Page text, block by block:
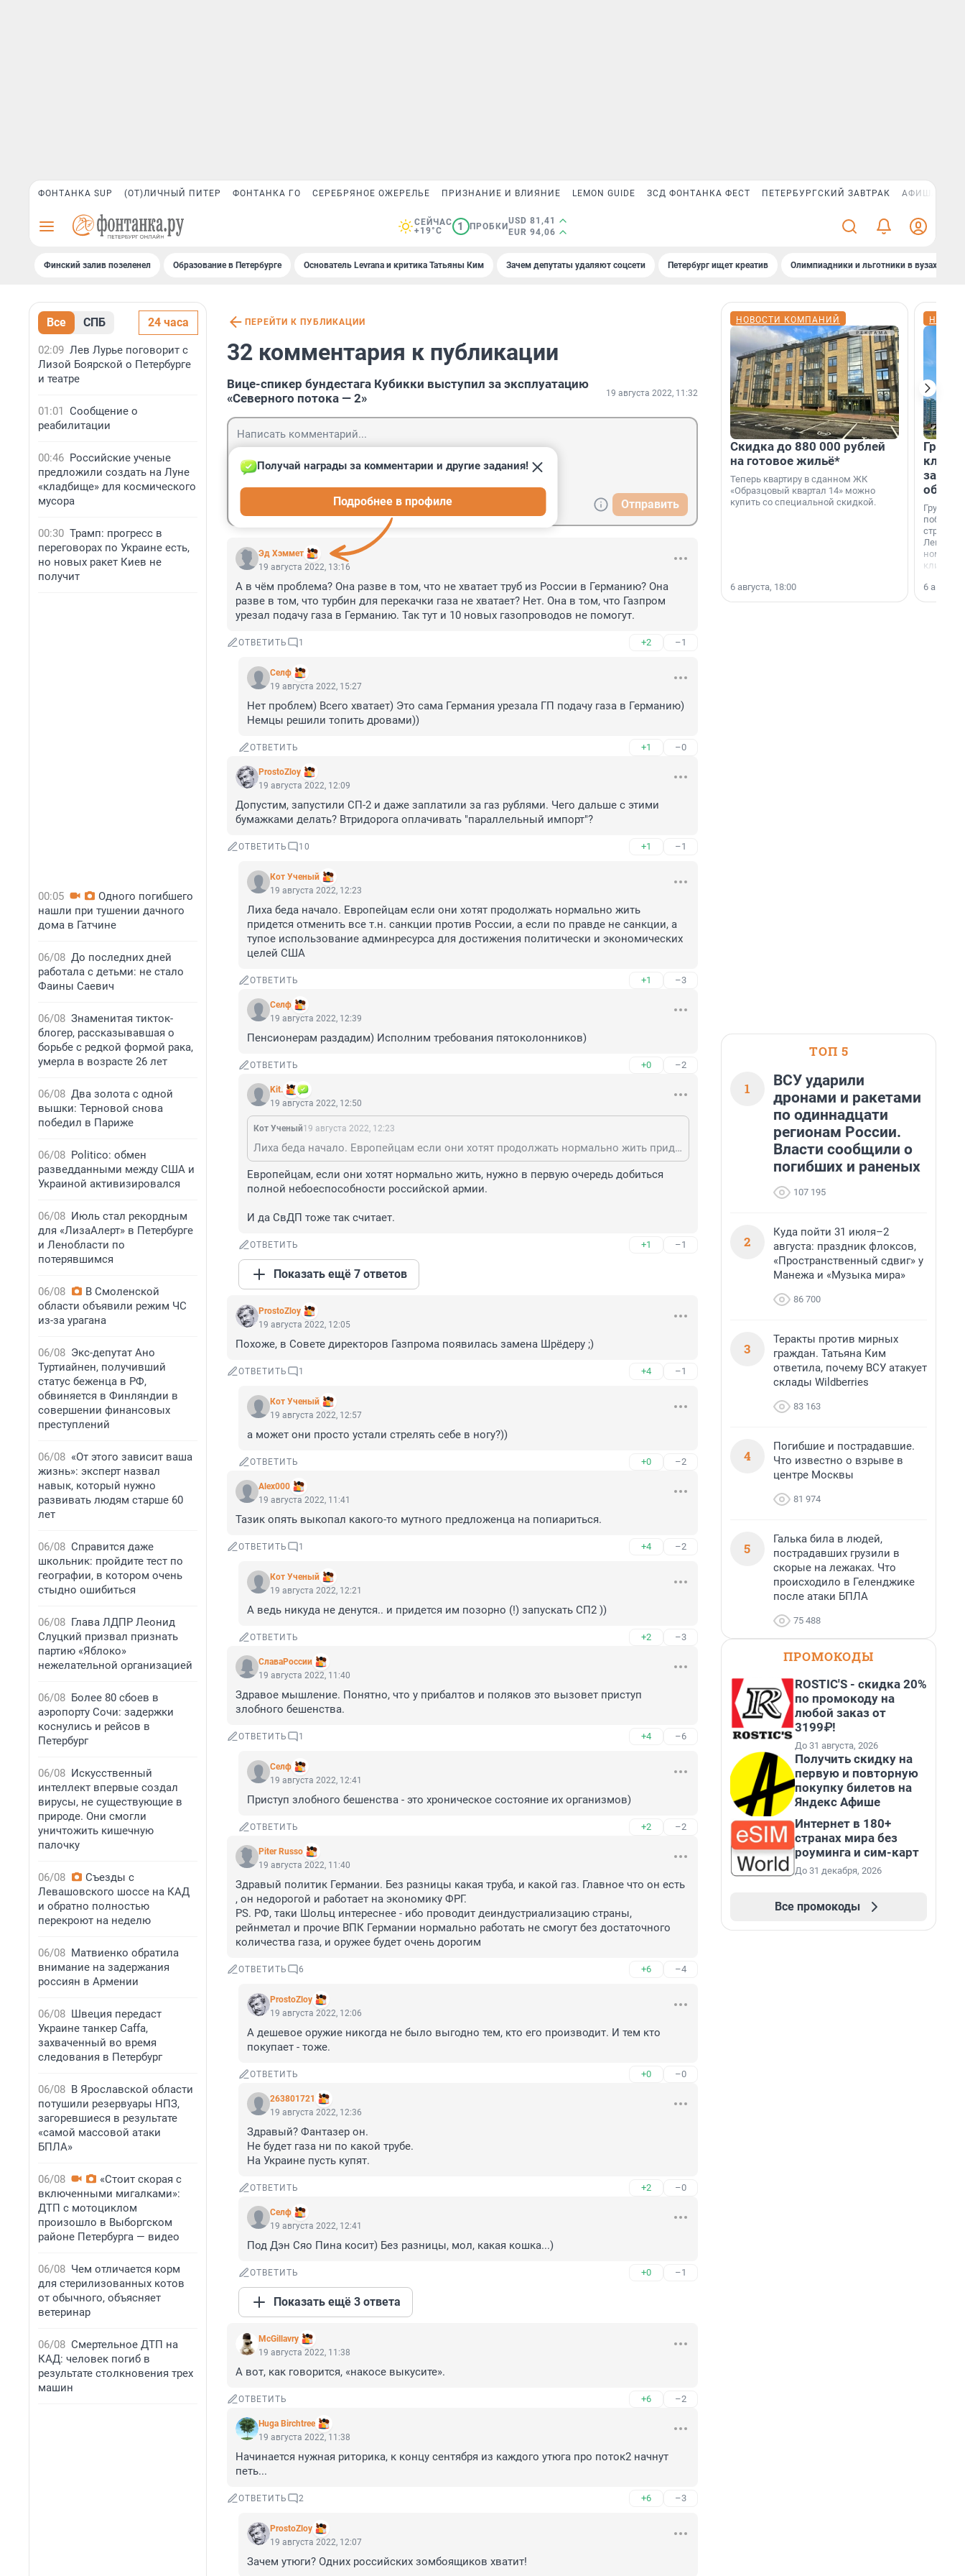
ФОНТАНКА SUP (ОТ)ЛИЧНЫЙ ПИТЕР ФОНТАНКА ГО СЕРЕБРЯНОЕ ОЖЕРЕЛЬЕ ПРИЗНАНИЕ И ВЛИЯНИЕ LEMON GUIDE ЗСД ФОНТАНКА ФЕСТ ПЕТЕРБУРГСКИЙ ЗАВТРАК АФИША PLUS
СЕЙЧАС
+19°C
1 ПРОБКИ
USD 81,41
EUR 94,06
Финский залив позеленел Образование в Петербурге Основатель Levrana и критика Татьяны Ким Зачем депутаты удаляют соцсети Петербург ищет креатив Олимпиадники и льготники в вузах СПб
Все СПБ 24 часа
02:09 Лев Лурье поговорит с
Лизой Боярской о Петербурге
и театре
01:01 Сообщение о
реабилитации
00:46 Российские ученые
предложили создать на Луне
«кладбище» для космического
мусора
00:30 Трамп: прогресс в
переговорах по Украине есть,
но новых ракет Киев не
получит
00:05
Одного погибшего
нашли при тушении дачного
дома в Гатчине
06/08 До последних дней
работала с детьми: не стало
Фаины Саевич
06/08 Знаменитая тикток-
блогер, рассказывавшая о
борьбе с редкой формой рака,
умерла в возрасте 26 лет
06/08 Два золота с одной
вышки: Терновой снова
победил в Париже
06/08 Politico: обмен
разведданными между США и
Украиной активизировался
06/08 Июль стал рекордным
для «ЛизаАлерт» в Петербурге
и Ленобласти по
потерявшимся
06/08
В Смоленской
области объявили режим ЧС
из-за урагана
06/08 Экс-депутат Ано
Туртиайнен, получивший
статус беженца в РФ,
обвиняется в Финляндии в
совершении финансовых
преступлений
06/08 «От этого зависит ваша
жизнь»: эксперт назвал
навык, который нужно
развивать людям старше 60
лет
06/08 Справится даже
школьник: пройдите тест по
географии, в котором очень
стыдно ошибиться
06/08 Глава ЛДПР Леонид
Слуцкий призвал признать
партию «Яблоко»
нежелательной организацией
06/08 Более 80 сбоев в
аэропорту Сочи: задержки
коснулись и рейсов в
Петербург
06/08 Искусственный
интеллект впервые создал
вирусы, не существующие в
природе. Они смогли
уничтожить кишечную
палочку
06/08
Съезды с
Левашовского шоссе на КАД
и обратно полностью
перекроют на неделю
06/08 Матвиенко обратила
внимание на задержания
россиян в Армении
06/08 Швеция передаст
Украине танкер Caffa,
захваченный во время
следования в Петербург
06/08 В Ярославской области
потушили резервуары НПЗ,
загоревшиеся в результате
«самой массовой атаки
БПЛА»
06/08
«Стоит скорая с
включенными мигалками»:
ДТП с мотоциклом
произошло в Выборгском
районе Петербурга — видео
06/08 Чем отличается корм
для стерилизованных котов
от обычного, объясняет
ветеринар
06/08 Смертельное ДТП на
КАД: человек погиб в
результате столкновения трех
машин
ПЕРЕЙТИ К ПУБЛИКАЦИИ
32 комментария к публикации
Вице-спикер бундестага Кубикки выступил за эксплуатацию
«Северного потока — 2»
19 августа 2022, 11:32
Отправить
Эд Хэммет
Получай награды за комментарии и другие задания!
Подробнее в профиле
19 августа 2022, 13:16
А в чём проблема? Она разве в том, что не хватает труб из России в Германию? Она
разве в том, что турбин для перекачки газа не хватает? Нет. Она в том, что Газпром
урезал подачу газа в Германию. Так тут и 10 новых газопроводов не помогут.
ОТВЕТИТЬ 1 +2 –1
Селф
19 августа 2022, 15:27
Нет проблем) Всего хватает) Это сама Германия урезала ГП подачу газа в Германию)
Немцы решили топить дровами))
ОТВЕТИТЬ +1 –0
ProstoZloy
19 августа 2022, 12:09
Допустим, запустили СП-2 и даже заплатили за газ рублями. Чего дальше с этими
бумажками делать? Втридорога оплачивать "параллельный импорт"?
ОТВЕТИТЬ 10 +1 –1
Кот Ученый
19 августа 2022, 12:23
Лиха беда начало. Европейцам если они хотят продолжать нормально жить
придется отменить все т.н. санкции против России, а если по правде не санкции, а
тупое использование админресурса для достижения политически и экономических
целей США
ОТВЕТИТЬ +1 –3
Селф
19 августа 2022, 12:39
Пенсионерам раздадим) Исполним требования пятоколонников)
ОТВЕТИТЬ +0 –2
Kit.
19 августа 2022, 12:50
Кот Ученый19 августа 2022, 12:23
Лиха беда начало. Европейцам если они хотят продолжать нормально жить придется отменить все т.н. санкции против России, а если по правде не санкции, а тупое использование админресурса для достижения политически и экономических целей США
Европейцам, если они хотят нормально жить, нужно в первую очередь добиться
полной небоеспособности российской армии.
И да СвДП тоже так считает.
ОТВЕТИТЬ +1 –1
Показать ещё 7 ответов
ProstoZloy
19 августа 2022, 12:05
Похоже, в Совете директоров Газпрома появилась замена Шрёдеру ;)
ОТВЕТИТЬ 1 +4 –1
Кот Ученый
19 августа 2022, 12:57
а может они просто устали стрелять себе в ногу?))
ОТВЕТИТЬ +0 –2
Alex000
19 августа 2022, 11:41
Тазик опять выкопал какого-то мутного предложенца на попиариться.
ОТВЕТИТЬ 1 +4 –2
Кот Ученый
19 августа 2022, 12:21
А ведь никуда не денутся.. и придется им позорно (!) запускать СП2 ))
ОТВЕТИТЬ +2 –3
СлаваРоссии
19 августа 2022, 11:40
Здравое мышление. Понятно, что у прибалтов и поляков это вызовет приступ
злобного бешенства.
ОТВЕТИТЬ 1 +4 –6
Селф
19 августа 2022, 12:41
Приступ злобного бешенства - это хроническое состояние их организмов)
ОТВЕТИТЬ +2 –2
Piter Russo
19 августа 2022, 11:40
Здравый политик Германии. Без разницы какая труба, и какой газ. Главное что он есть
, он недорогой и работает на экономику ФРГ.
PS. РФ, таки Шольц интереснее - ибо проводит деиндустриализацию страны,
рейнметал и прочие ВПК Германии нормально работать не смогут без достаточного
количества газа, и оружее будет очень дорогим
ОТВЕТИТЬ 6 +6 –4
ProstoZloy
19 августа 2022, 12:06
А дешевое оружие никогда не было выгодно тем, кто его производит. И тем кто
покупает - тоже.
ОТВЕТИТЬ +0 –0
263801721
19 августа 2022, 12:36
Здравый? Фантазер он.
Не будет газа ни по какой трубе.
На Украине пусть купят.
ОТВЕТИТЬ +2 –0
Селф
19 августа 2022, 12:41
Под Дэн Сяо Пина косит) Без разницы, мол, какая кошка...)
ОТВЕТИТЬ +0 –1
Показать ещё 3 ответа
McGillavry
19 августа 2022, 11:38
А вот, как говорится, «накосе выкусите».
ОТВЕТИТЬ +6 –2
Huga Birchtree
19 августа 2022, 11:38
Начинается нужная риторика, к концу сентября из каждого утюга про поток2 начнут
петь...
ОТВЕТИТЬ 2 +6 –3
ProstoZloy
19 августа 2022, 12:07
Зачем утюги? Одних российских зомбоящиков хватит!
НОВОСТИ КОМПАНИЙ
Скидка до 880 000 рублей
на готовое жильё*
Теперь квартиру в сданном ЖК
«Образцовый квартал 14» можно
купить со специальной скидкой.
6 августа, 18:00
Группа
области».
6
ТОП 5
1
ВСУ ударили
дронами и ракетами
по одиннадцати
регионам России.
Власти сообщили о
погибших и раненых
107 195
2
Куда пойти 31 июля–2
августа: праздник флоксов,
«Пространственный сдвиг» у
Манежа и «Музыка мира»
86 700
3
Теракты против мирных
граждан. Татьяна Ким
ответила, почему ВСУ атакует
склады Wildberries
83 163
4
Погибшие и пострадавшие.
Что известно о взрыве в
центре Москвы
81 974
5
Галька била в людей,
пострадавших грузили в
скорые на лежаках. Что
происходило в Геленджике
после атаки БПЛА
75 488
ПРОМОКОДЫ
ROSTIC'S - скидка 20%
по промокоду на
любой заказ от
3199₽!
До 31 августа, 2026
Получить скидку на
первую и повторную
покупку билетов на
Яндекс Афише
Интернет в 180+
странах мира без
роуминга и сим-карт
До 31 декабря, 2026
Все промокоды